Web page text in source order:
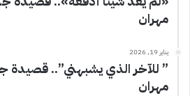
مهران
يناير 19, 2026
” للآخر الذي يشبهني”.. قصيدة
مهران